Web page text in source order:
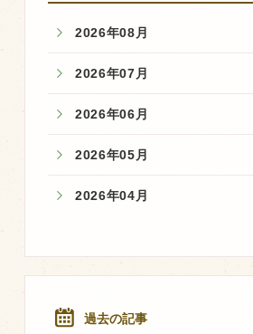
2026年08月
2026年07月
2026年06月
2026年05月
2026年04月
過去の記事